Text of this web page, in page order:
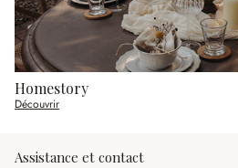
Homestory
Découvrir
Assistance et contact